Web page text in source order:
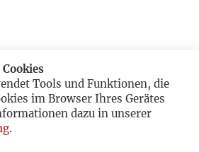
Tools und Funktionen, die
im Browser Ihres Gerätes
dazu in unserer
.